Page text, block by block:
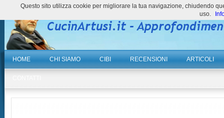
HOME CHI SIAMO CIBI RECENSIONI ARTICOLI
Questo sito utilizza cookie per migliorare la tua navigazione, chiudendo
uso.